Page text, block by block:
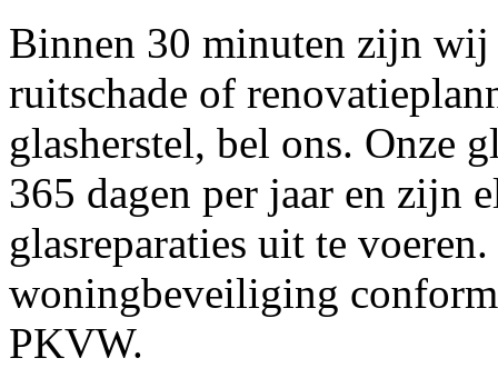
Binnen 30 minuten zijn wij
ruitschade of
glasherstel, bel ons. Onze
365 dagen per jaar en zijn
glasreparaties uit te
woningbeveiliging
PKVW.